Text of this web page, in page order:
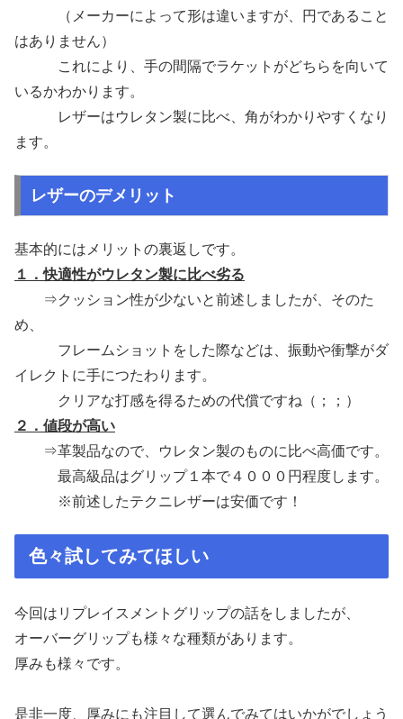
（メーカーによって形は違いますが、円であること
はありません）
これにより、手の間隔でラケットがどちらを向いて
いるかわかります。
レザーはウレタン製に比べ、角がわかりやすくなり
ます。
レザーのデメリット
基本的にはメリットの裏返しです。
１．快適性がウレタン製に比べ劣る
⇒クッション性が少ないと前述しましたが、そのた
め、
フレームショットをした際などは、振動や衝撃がダ
イレクトに手につたわります。
クリアな打感を得るための代償ですね（；；）
２．値段が高い
⇒革製品なので、ウレタン製のものに比べ高価です。
最高級品はグリップ１本で４０００円程度します。
※前述したテクニレザーは安価です！
色々試してみてほしい
今回はリプレイスメントグリップの話をしましたが、
オーバーグリップも様々な種類があります。
厚みも様々です。
是非一度、厚みにも注目して選んでみてはいかがでしょう